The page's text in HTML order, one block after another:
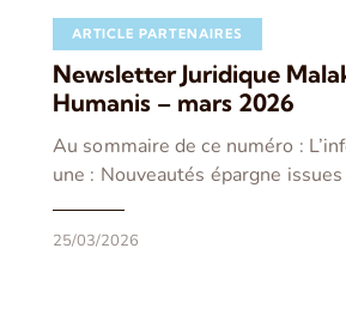
ARTICLE PARTENAIRES
Newsletter Juridique
Humanis – mars 2026
Au sommaire de ce numéro :
une : Nouveautés épargne
25/03/2026